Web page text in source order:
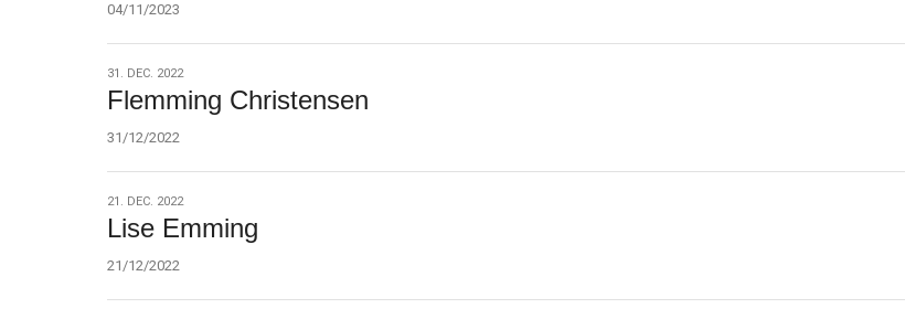
04/11/2023
31.
dec.
31. DEC. 2022
Flemming Christensen
31/12/2022
21.
dec.
21. DEC. 2022
Lise Emming
21/12/2022